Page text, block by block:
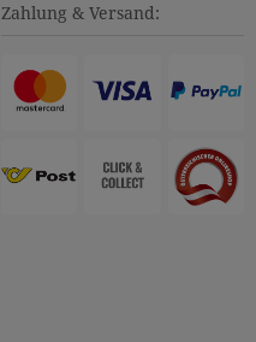
Zahlung & Versand: